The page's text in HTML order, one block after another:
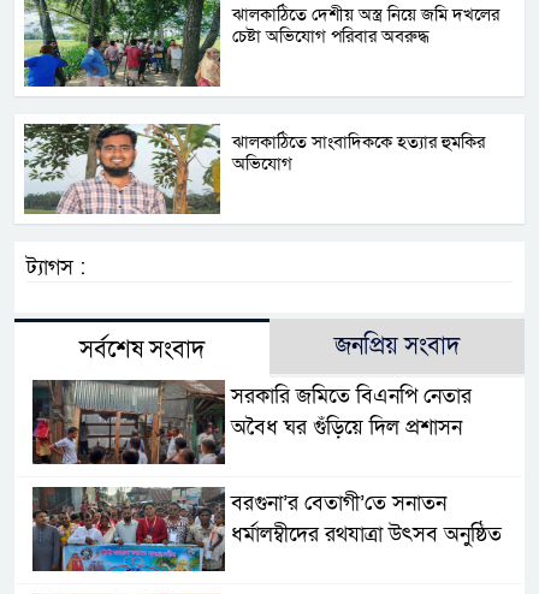
ঝালকাঠিতে দেশীয় অস্ত্র নিয়ে জমি দখলের
চেষ্টা অভিযোগ পরিবার অবরুদ্ধ
ঝালকাঠিতে সাংবাদিককে হত্যার হুমকির
অভিযোগ
ট্যাগস :
সর্বশেষ সংবাদ জনপ্রিয় সংবাদ
সরকারি জমিতে বিএনপি নেতার
অবৈধ ঘর গুঁড়িয়ে দিল প্রশাসন
বরগুনা’র বেতাগী’তে সনাতন
ধর্মালম্বীদের রথযাত্রা উৎসব অনুষ্ঠিত